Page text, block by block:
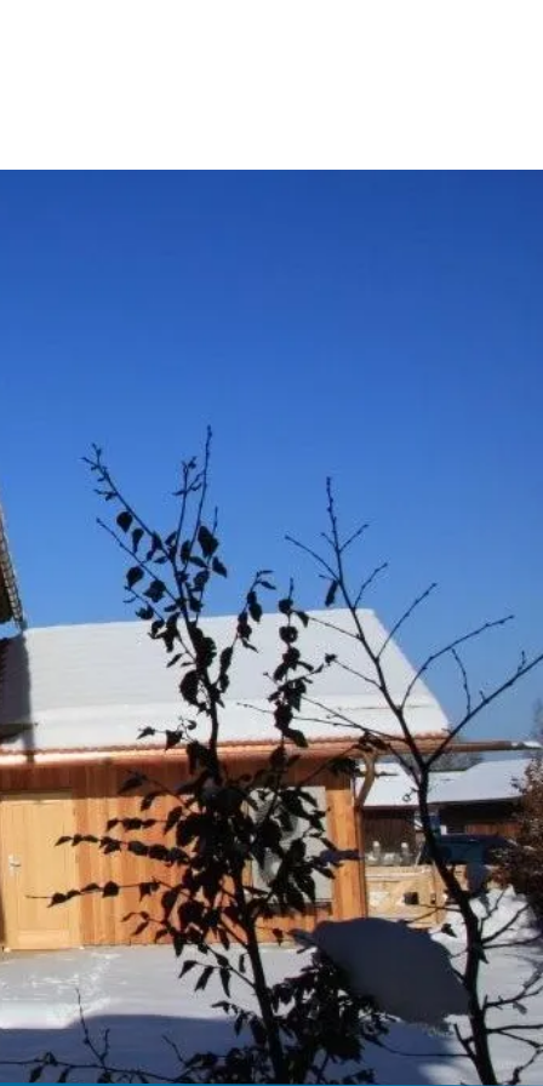
Gästekarten
digitale Gästekarte
Prospektbestellung
Kurbeitrag
Gastaufnahmebedingungen
Reiseversicherung
Wetter & Webcams
Anreise
Fahrpläne ÖPNV
Bayerische Regiobahn
E-Carsharing
Bergbus
Skibus
Parken in Lenggries
E-Mobilität
Barrierefreiheit
Lenggrieser Kripperlweg